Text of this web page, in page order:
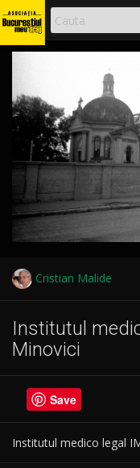
Cristian Malide
Institutul
Minovici
Save
Institutul medico legal